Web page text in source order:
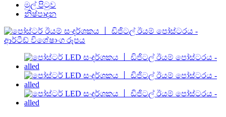
මුල් පිටුව
නිෂ්පාදන